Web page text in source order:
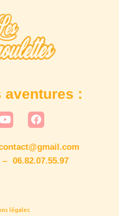
aventures :
06.82.07.55.97
légales